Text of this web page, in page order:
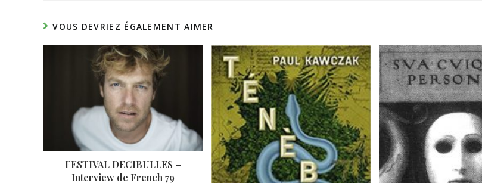
VOUS DEVRIEZ ÉGALEMENT AIMER
FESTIVAL DECIBULLES –
Interview de French 79